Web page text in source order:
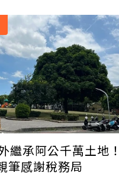
繼承阿公千萬土地！
筆感謝稅務局